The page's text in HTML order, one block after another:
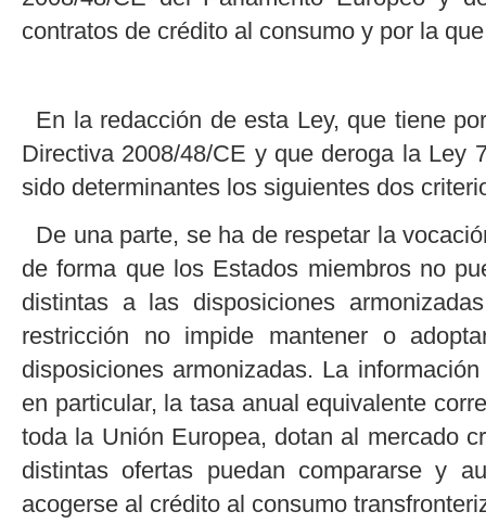
contratos de crédito al consumo y por la
En la redacción de esta Ley, que tiene
Directiva 2008/48/CE y que deroga la Ley
sido determinantes los siguientes dos
De una parte, se ha de respetar la
de forma que los Estados miembros no
distintas a las disposiciones
restricción no impide mantener o
disposiciones armonizadas. La
en particular, la tasa anual equivalente
toda la Unión Europea, dotan al mercado
distintas ofertas puedan compararse y
acogerse al crédito al consumo